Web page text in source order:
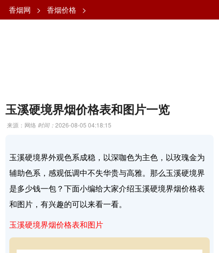
香烟网 > 香烟价格 >
玉溪硬境界烟价格表和图片一览
来源：网络 时间：2026-08-05 04:18:15
玉溪硬境界外观色系成稳，以深咖色为主色，以玫瑰金为
辅助色系，感观低调中不失华贵与高雅。那么玉溪硬境界
是多少钱一包？下面小编给大家介绍玉溪硬境界烟价格表
和图片，有兴趣的可以来看一看。
玉溪硬境界烟价格表和图片